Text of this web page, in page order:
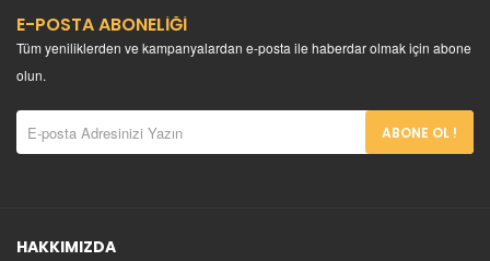
E-POSTA ABONELİĞİ
Tüm yeniliklerden ve kampanyalardan e-posta ile haberdar olmak için abone
olun.
ABONE OL !
HAKKIMIZDA